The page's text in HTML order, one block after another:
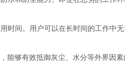
时间。用户可以在长时间的工作中
能够有效抵御灰尘、水分等外界因素